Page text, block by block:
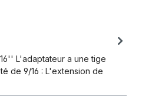
L'adaptateur a une tige
de 9/16 : L'extension de